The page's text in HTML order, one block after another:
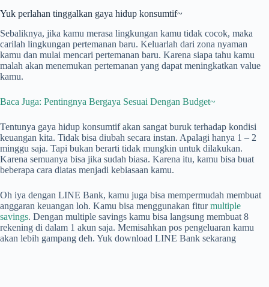
Yuk perlahan tinggalkan gaya hidup konsumtif~
Sebaliknya, jika kamu merasa lingkungan kamu tidak cocok, maka
carilah lingkungan pertemanan baru. Keluarlah dari zona nyaman
kamu dan mulai mencari pertemanan baru. Karena siapa tahu kamu
malah akan menemukan pertemanan yang dapat meningkatkan value
kamu.
Baca Juga: Pentingnya Bergaya Sesuai Dengan Budget~
Tentunya gaya hidup konsumtif akan sangat buruk terhadap kondisi
keuangan kita. Tidak bisa diubah secara instan. Apalagi hanya 1 – 2
minggu saja. Tapi bukan berarti tidak mungkin untuk dilakukan.
Karena semuanya bisa jika sudah biasa. Karena itu, kamu bisa buat
beberapa cara diatas menjadi kebiasaan kamu.
Oh iya dengan LINE Bank, kamu juga bisa mempermudah membuat
anggaran keuangan loh. Kamu bisa menggunakan fiturmultiple
savings. Dengan multiple savings kamu bisa langsung membuat 8
rekening di dalam 1 akun saja. Memisahkan pos pengeluaran kamu
akan lebih gampang deh. Yuk download LINE Bank sekarang